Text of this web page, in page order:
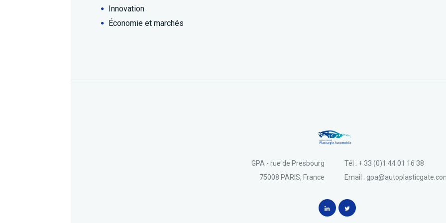
Innovation
Économie et marchés
Tél : + 33 (0)1 44 01 16 38
Email :
GPA - rue de Presbourg
75008 PARIS, France